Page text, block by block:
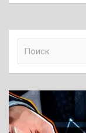
к